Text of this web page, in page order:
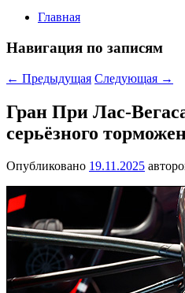
Главная
Навигация по записям
← Предыдущая Следующая →
Гран При Лас-
серьёзного
Опубликовано 19.11.2025